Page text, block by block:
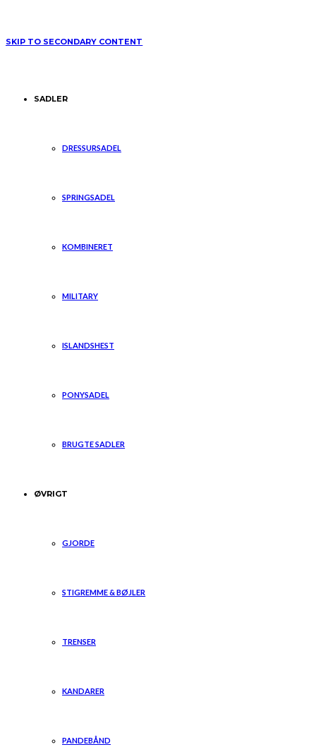
SKIP TO SECONDARY CONTENT
SADLER
DRESSURSADEL
SPRINGSADEL
KOMBINERET
MILITARY
ISLANDSHEST
PONYSADEL
BRUGTE SADLER
ØVRIGT
GJORDE
STIGREMME & BØJLER
TRENSER
KANDARER
PANDEBÅND